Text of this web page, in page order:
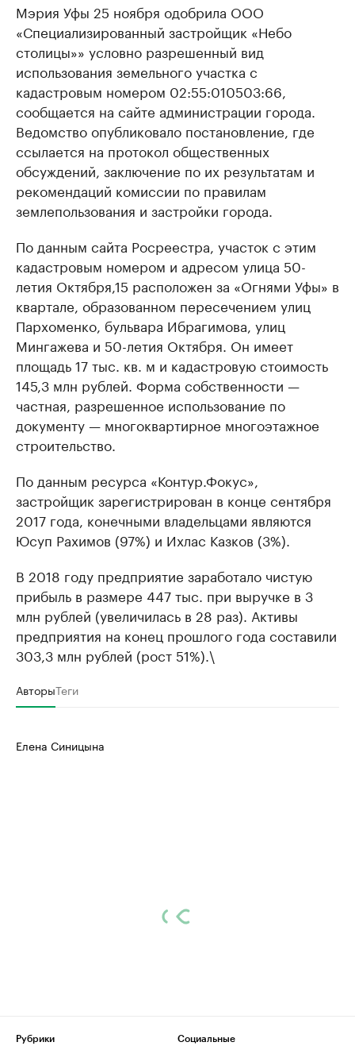
Мэрия Уфы 25 ноября одобрила ООО
«Специализированный застройщик «Небо
столицы»» условно разрешенный вид
использования земельного участка с
кадастровым номером 02:55:010503:66,
сообщается на сайте администрации города.
Ведомство опубликовало постановление, где
ссылается на протокол общественных
обсуждений, заключение по их результатам и
рекомендаций комиссии по правилам
землепользования и застройки города.
По данным сайта Росреестра, участок с этим
кадастровым номером и адресом улица 50-
летия Октября,15 расположен за «Огнями Уфы» в
квартале, образованном пересечением улиц
Пархоменко, бульвара Ибрагимова, улиц
Мингажева и 50-летия Октября. Он имеет
площадь 17 тыс. кв. м и кадастровую стоимость
145,3 млн рублей. Форма собственности —
частная, разрешенное использование по
документу — многоквартирное многоэтажное
строительство.
По данным ресурса «Контур.Фокус»,
застройщик зарегистрирован в конце сентября
2017 года, конечными владельцами являются
Юсуп Рахимов (97%) и Ихлас Казков (3%).
В 2018 году предприятие заработало чистую
прибыль в размере 447 тыс. при выручке в 3
млн рублей (увеличилась в 28 раз). Активы
предприятия на конец прошлого года составили
303,3 млн рублей (рост 51%).\
АвторыТеги
Елена Синицына
Рубрики
Социальные